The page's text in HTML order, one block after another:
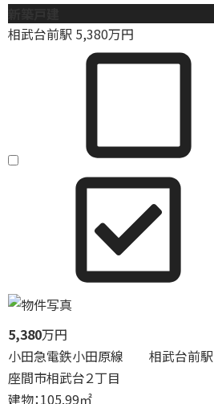
相武台前駅 5,380万円
5,380万円
小田急電鉄小田原線 相武台前駅
座間市相武台２丁目
建物：105.99㎡